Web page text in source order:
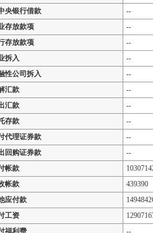
央银行借款
--
存放款项
--
存放款项
--
拆入
--
性公司拆入
--
汇款
--
汇款
--
存款
--
代理证券款
--
回购证券款
--
帐款
帐款
439390
应付款
工资
福利费
--